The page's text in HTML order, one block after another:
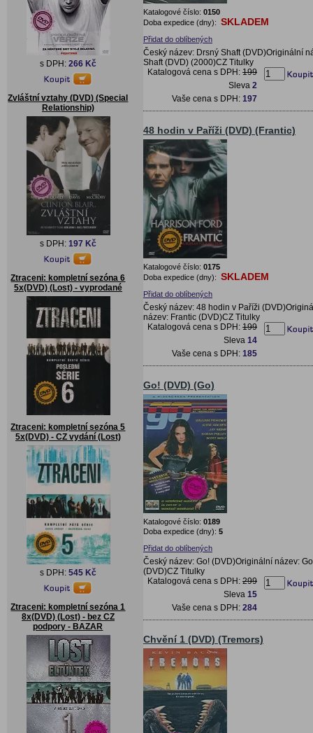
s DPH: 266 Kč
Zvláštní vztahy (DVD) (Special
Relationship)
s DPH: 197 Kč
Ztraceni: kompletní sezóna 6
5x(DVD) (Lost) - vyprodané
Ztraceni: kompletní sezóna 5
5x(DVD) - CZ vydání (Lost)
s DPH: 545 Kč
Ztraceni: kompletní sezóna 1
8x(DVD) (Lost) - bez CZ
podpory - BAZAR
Katalogové číslo: 0150
Doba expedice (dny): SKLADEM
Přidat do oblíbených
Český název: Drsný Shaft (DVD)Originální
Shaft (DVD) (2000)CZ Titulky
Katalogová cena s DPH: 199
Sleva 2
Vaše cena s DPH: 197
48 hodin v Paříži (DVD) (Frantic)
Katalogové číslo: 0175
Doba expedice (dny): SKLADEM
Přidat do oblíbených
Český název: 48 hodin v Paříži
název: Frantic (DVD)CZ Titulky
Katalogová cena s DPH: 199
Sleva 14
Vaše cena s DPH: 185
Go! (DVD) (Go)
Katalogové číslo: 0189
Doba expedice (dny): 5
Přidat do oblíbených
Český název: Go! (DVD)Originální název: Go
(DVD)CZ Titulky
Katalogová cena s DPH: 299
Sleva 15
Vaše cena s DPH: 284
Chvění 1 (DVD) (Tremors)